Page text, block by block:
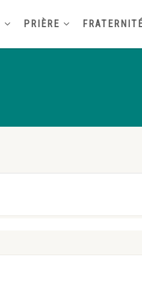
PRIÈRE